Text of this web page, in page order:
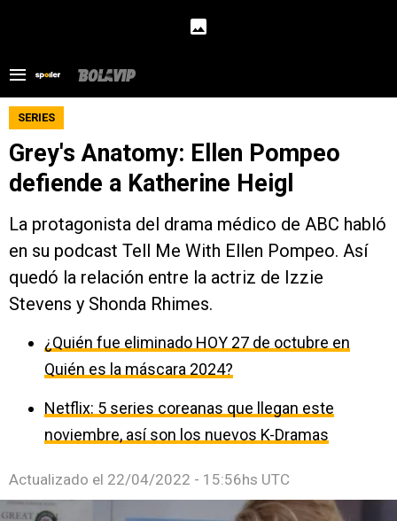
SERIES
Grey's Anatomy: Ellen Pompeo
defiende a Katherine Heigl
La protagonista del drama médico de ABC habló
en su podcast Tell Me With Ellen Pompeo. Así
quedó la relación entre la actriz de Izzie
Stevens y Shonda Rhimes.
¿Quién fue eliminado HOY 27 de octubre en
Quién es la máscara 2024?
Netflix: 5 series coreanas que llegan este
noviembre, así son los nuevos K-Dramas
Actualizado el 22/04/2022 - 15:56hs UTC